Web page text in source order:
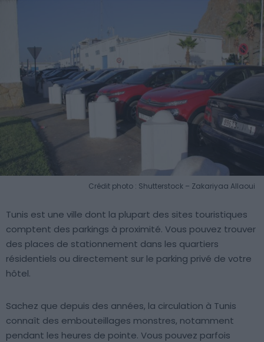
Crédit photo : Shutterstock – Zakariyaa Allaoui
Tunis est une ville dont la plupart des sites touristiques
comptent des parkings à proximité. Vous pouvez trouver
des places de stationnement dans les quartiers
résidentiels ou directement sur le parking privé de votre
hôtel.
Sachez que depuis des années, la circulation à Tunis
connaît des embouteillages monstres, notamment
pendant les heures de pointe. Vous pouvez parfois